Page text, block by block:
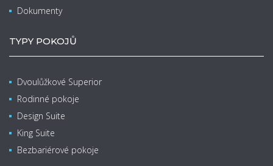
Dokumenty
TYPY POKOJŮ
Dvoulůžkové Superior
Rodinné pokoje
Design Suite
King Suite
Bezbariérové pokoje